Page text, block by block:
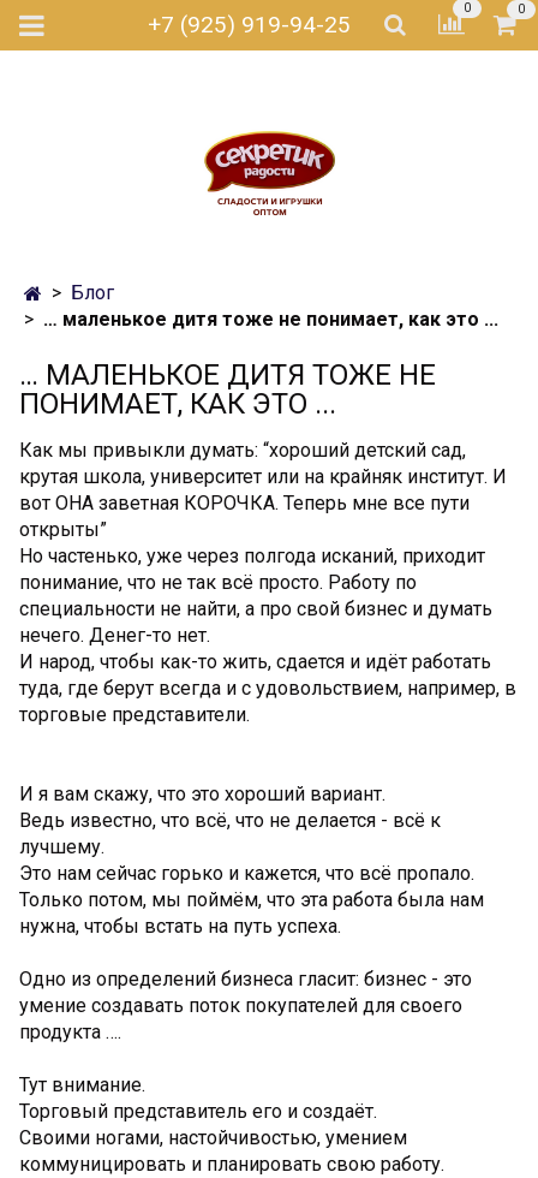
+7 (925) 919-94-25
0 0
Блог
… маленькое дитя тоже не понимает, как это ...
… МАЛЕНЬКОЕ ДИТЯ ТОЖЕ НЕ
ПОНИМАЕТ, КАК ЭТО ...
Как мы привыкли думать: “хороший детский сад,
крутая школа, университет или на крайняк институт. И
вот ОНА заветная КОРОЧКА. Теперь мне все пути
открыты”
Но частенько, уже через полгода исканий, приходит
понимание, что не так всё просто. Работу по
специальности не найти, а про свой бизнес и думать
нечего. Денег-то нет.
И народ, чтобы как-то жить, сдается и идёт работать
туда, где берут всегда и с удовольствием, например, в
торговые представители.
И я вам скажу, что это хороший вариант.
Ведь известно, что всё, что не делается - всё к
лучшему.
Это нам сейчас горько и кажется, что всё пропало.
Только потом, мы поймём, что эта работа была нам
нужна, чтобы встать на путь успеха.
Одно из определений бизнеса гласит: бизнес - это
умение создавать поток покупателей для своего
продукта ….
Тут внимание.
Торговый представитель его и создаёт.
Своими ногами, настойчивостью, умением
коммуницировать и планировать свою работу.